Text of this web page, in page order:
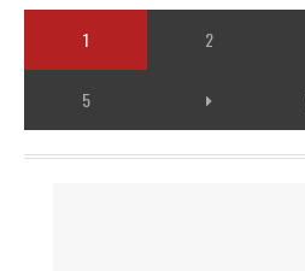
1 2
5